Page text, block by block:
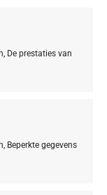
De prestaties van
Beperkte gegevens